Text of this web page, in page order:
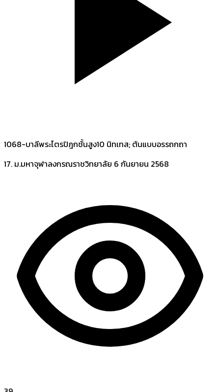
1068-บาลีพระไตรปิฎกชั้นสูง10 นิทเทส; ต้นแบบอรรถกถา
17. ม.มหาจุฬาลงกรณราชวิทยาลัย 6 กันยายน 2568